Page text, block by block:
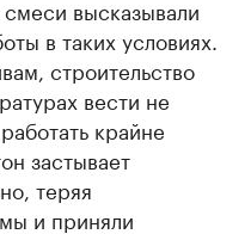
высказывали
в таких условиях.
строительство
вести не
крайне
застывает
теряя
и приняли